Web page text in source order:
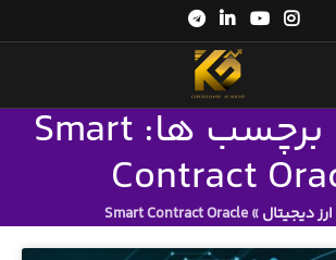
بایگانی برچسب ها: Smart
Contract
دیجیتال»
Smart Contract Oracle